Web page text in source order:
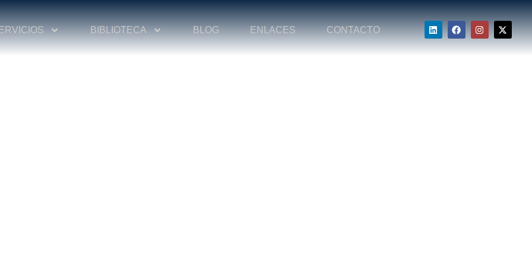
BIBLIOTECA BLOG ENLACES CONTACTO